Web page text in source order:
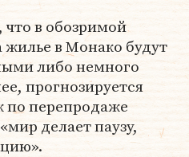
в обозримой
в Монако будут
либо немного
прогнозируется
по перепродаже
делает паузу,